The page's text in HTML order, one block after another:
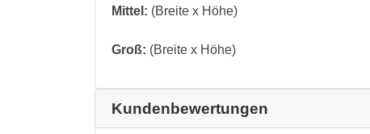
Mittel: (Breite x Höhe)
Groß: (Breite x Höhe)
Kundenbewertungen